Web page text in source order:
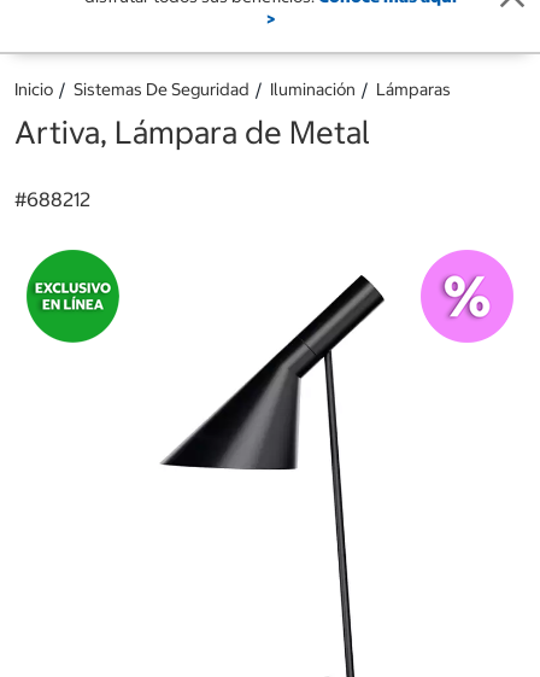
>
Inicio Sistemas De Seguridad Iluminación Lámparas
Artiva, Lámpara de Metal
#688212